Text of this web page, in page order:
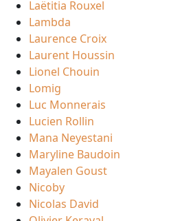
Laëtitia Rouxel
Lambda
Laurence Croix
Laurent Houssin
Lionel Chouin
Lomig
Luc Monnerais
Lucien Rollin
Mana Neyestani
Maryline Baudoin
Mayalen Goust
Nicoby
Nicolas David